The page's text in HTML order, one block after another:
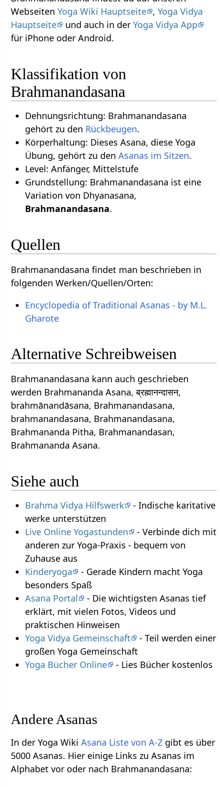
WebseitenYoga Wiki Hauptseite ,Yoga Vidya
Hauptseite
und auch in derYoga Vidya App
für iPhone oder Android.
Klassifikation von
Brahmanandasana
Dehnungsrichtung: Brahmanandasana
gehört zu den Rückbeugen.
Körperhaltung: Dieses Asana, diese Yoga
Übung, gehört zu den Asanas im Sitzen.
Level: Anfänger, Mittelstufe
Grundstellung: Brahmanandasana ist eine
Variation von Dhyanasana,
Brahmanandasana.
Quellen
Brahmanandasana findet man beschrieben in
folgenden Werken/Quellen/Orten:
Encyclopedia of Traditional Asanas - by M.L.
Gharote
Alternative Schreibweisen
Brahmanandasana kann auch geschrieben
werden Brahmananda Asana, ब्रह्मानन्दासन,
brahmānandāsana, Brahmanandasana,
brahmanandasana, Brahmanandasana,
Brahmananda Pitha, Brahmanandasan,
Brahmananda Asana.
Siehe auch
Brahma Vidya Hilfswerk
- Indische karitative
werke unterstützen
Live Online Yogastunden
- Verbinde dich mit
anderen zur Yoga-Praxis - bequem von
Zuhause aus
Kinderyoga
- Gerade Kindern macht Yoga
besonders Spaß
Asana Portal
- Die wichtigsten Asanas tief
erklärt, mit vielen Fotos, Videos und
praktischen Hinweisen
Yoga Vidya Gemeinschaft
- Teil werden einer
großen Yoga Gemeinschaft
Yoga Bücher Online
- Lies Bücher kostenlos
Andere Asanas
In der Yoga WikiAsana Liste von A-Z gibt es über
5000 Asanas. Hier einige Links zu Asanas im
Alphabet vor oder nach Brahmanandasana: